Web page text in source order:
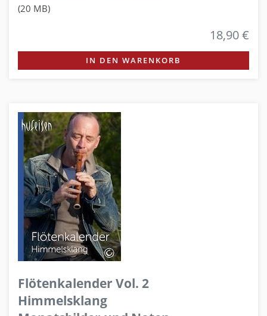
(20 MB)
18,90 €
IN DEN WARENKORB
Flötenkalender Vol. 2
Himmelsklang